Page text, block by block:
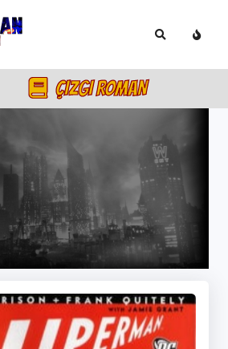
ÇIZGI ROMAN